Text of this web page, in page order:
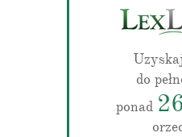
do
ponad